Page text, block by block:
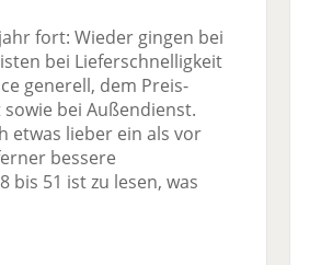
fort: Wieder gingen bei
bei Lieferschnelligkeit
generell, dem Preis-
bei Außendienst.
etwas lieber ein als vor
bessere
bis 51 ist zu lesen, was